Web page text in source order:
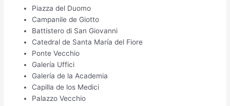
Piazza del Duomo
Campanile de Giotto
Battistero di San Giovanni
Catedral de Santa María del Fiore
Ponte Vecchio
Galería Uffici
Galería de la Academia
Capilla de los Medici
Palazzo Vecchio